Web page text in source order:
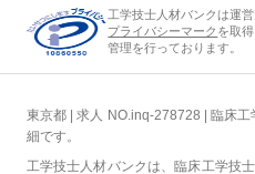
工学技士人材バンクは運
プライバシーマーク を取
管理を行っております。
東京都 | 求人 NO.inq-278728 | 臨床
細です。
工学技士人材バンクは、臨床工学技